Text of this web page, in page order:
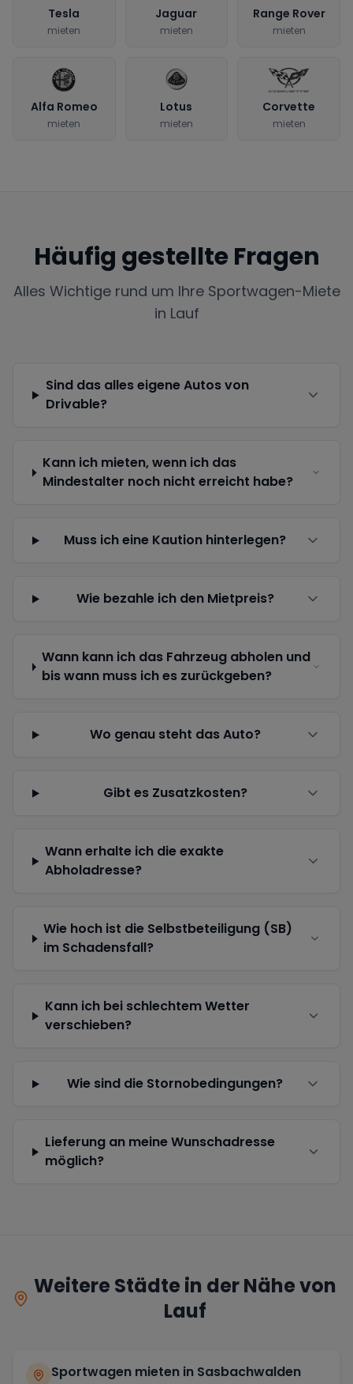
Tesla
mieten
Jaguar
mieten
Range Rover
mieten
Alfa Romeo
mieten
Lotus
mieten
Corvette
mieten
Häufig gestellte Fragen
Alles Wichtige rund um Ihre Sportwagen-Miete
in Lauf
Sind das alles eigene Autos von
Drivable?
Kann ich mieten, wenn ich das
Mindestalter noch nicht erreicht habe?
Muss ich eine Kaution hinterlegen?
Wie bezahle ich den Mietpreis?
Wann kann ich das Fahrzeug abholen und
bis wann muss ich es zurückgeben?
Wo genau steht das Auto?
Gibt es Zusatzkosten?
Wann erhalte ich die exakte
Abholadresse?
Wie hoch ist die Selbstbeteiligung (SB)
im Schadensfall?
Kann ich bei schlechtem Wetter
verschieben?
Wie sind die Stornobedingungen?
Lieferung an meine Wunschadresse
möglich?
Weitere Städte in der Nähe von
Lauf
Sportwagen mieten in Sasbachwalden